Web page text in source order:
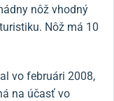
nôž vhodný
Nôž má 10
vo februári 2008,
na účasť vo